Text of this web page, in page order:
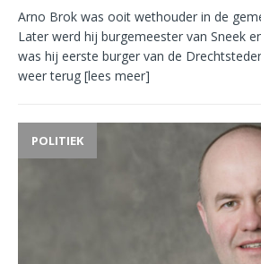
Arno Brok was ooit wethouder in de
Later werd hij burgemeester van Sneek
was hij eerste burger van de
weer terug [lees meer]
POLITIEK